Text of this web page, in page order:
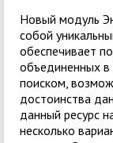
Новый модуль
собой
обеспечивает
объединенных
поиском,
достоинства
данный ресурс
несколько